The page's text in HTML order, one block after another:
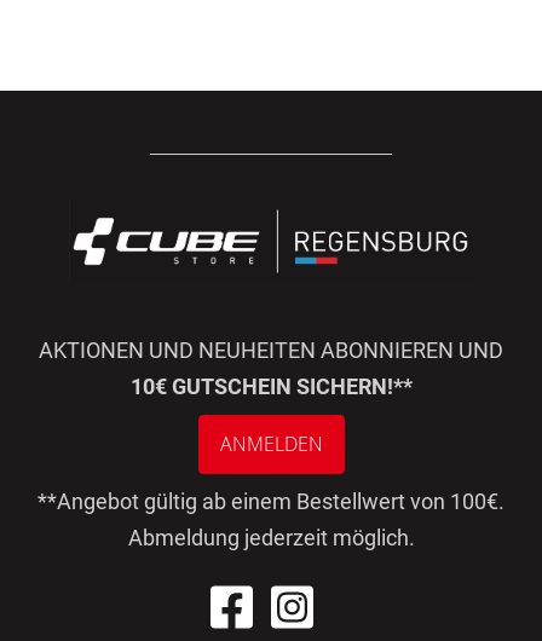
AKTIONEN UND NEUHEITEN ABONNIEREN UND
10€ GUTSCHEIN SICHERN!**
ANMELDEN
**Angebot gültig ab einem Bestellwert von 100€.
Abmeldung jederzeit möglich.